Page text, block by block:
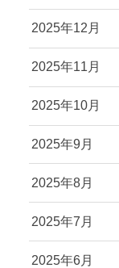
2025年12月
2025年11月
2025年10月
2025年9月
2025年8月
2025年7月
2025年6月